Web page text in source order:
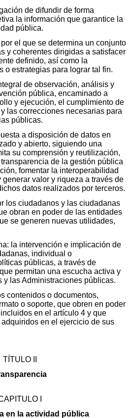
de difundir de forma
la información que garantice la
pública.
el que se determina un conjunto
y coherentes dirigidas a satisfacer
definido, así como la
o estrategias para lograr tal fin.
de observación, análisis y
pública, encaminado a
y ejecución, el cumplimiento de
las correcciones necesarias para
públicas.
a disposición de datos en
y abierto, siguiendo una
su comprensión y reutilización,
de la gestión pública
fomentar la interoperabilidad
valor y riqueza a través de
datos realizados por terceros.
los ciudadanos y las ciudadanas
obran en poder de las entidades
se generen nuevas utilidades,
la intervención e implicación de
individual o
públicas, a través de
permitan una escucha activa y
y las Administraciones públicas.
contenidos o documentos,
o soporte, que obren en poder
en el artículo 4 y que
en el ejercicio de sus
TÍTULO II
I
en la actividad pública